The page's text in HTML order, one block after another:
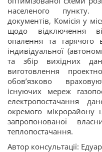
населеного
документів, Комісія у
щодо відключення
опалення та гарячого
індивідуальної
та збір вихідних
виготовлення
обов’язково
існуючих мереж
електропостачання
окремого мікрорайону
запропонованої
теплопостачання.
Автор консультації: